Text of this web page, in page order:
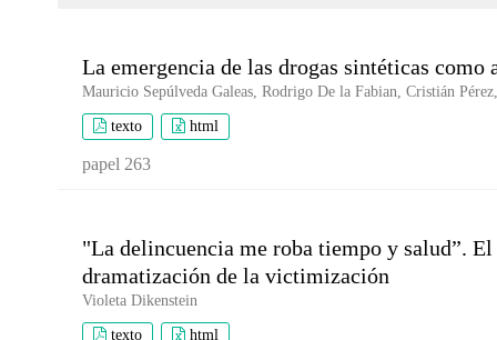
La emergencia de las drogas sintéticas
Mauricio Sepúlveda Galeas, Rodrigo De la Fabian, Cristián
texto html
papel 263
"La delincuencia me roba tiempo y salud”.
dramatización de la victimización
Violeta Dikenstein
texto html